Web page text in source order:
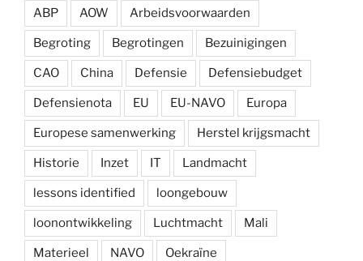
ABP AOW Arbeidsvoorwaarden
Begroting Begrotingen Bezuinigingen
CAO China Defensie Defensiebudget
Defensienota EU EU-NAVO Europa
Europese samenwerking Herstel krijgsmacht
Historie Inzet IT Landmacht
lessons identified loongebouw
loonontwikkeling Luchtmacht Mali
Materieel NAVO Oekraïne